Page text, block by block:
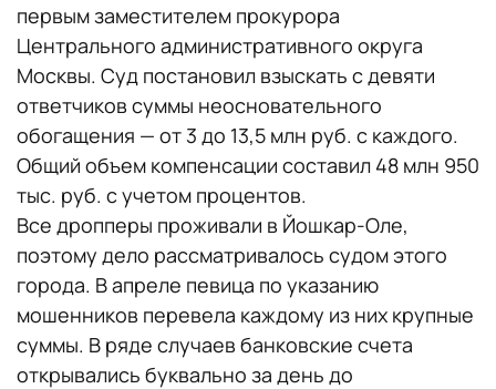
первым заместителем прокурора
Центрального административного округа
Москвы. Суд постановил взыскать с девяти
ответчиков суммы неосновательного
обогащения — от 3 до 13,5 млн руб. с каждого.
Общий объем компенсации составил 48 млн 950
тыс. руб. с учетом процентов.
Все дропперы проживали в Йошкар-Оле,
поэтому дело рассматривалось судом этого
города. В апреле певица по указанию
мошенников перевела каждому из них крупные
суммы. В ряде случаев банковские счета
открывались буквально за день до